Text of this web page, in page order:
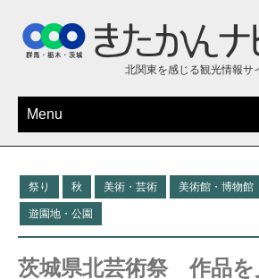
北関東を感じる観光情報サ
Menu
祭り 秋 美術・芸術 美術館・博物館
遊園地・公園
茨城県北芸術祭 作品を